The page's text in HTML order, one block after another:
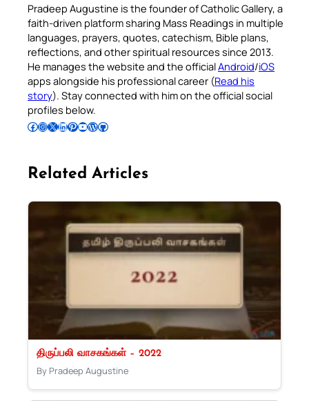
Pradeep Augustine is the founder of Catholic Gallery, a
faith-driven platform sharing Mass Readings in multiple
languages, prayers, quotes, catechism, Bible plans,
reflections, and other spiritual resources since 2013.
He manages the website and the officialAndroid/iOS
apps alongside his professional career (Read his
story). Stay connected with him on the official social
profiles below.
Follow Pradeep on Facebook Follow Pradeep on InstagramFollow Pradeep on X Follow Pradeep on LinkedIn Follow Pradeep on Pinterest Subscribe to Pradeep’s Youtube Channel Follow Pradeep on WordPress Follow Pradeep on GitHub
Related Articles
திருப்பலி வாசகங்கள் – 2022
By Pradeep Augustine